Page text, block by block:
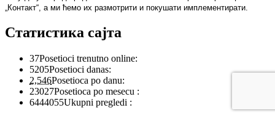
„Контакт“, а ми ћемо их размотрити и покушати имплементирати.
Статистика сајта
37Posetioci trenutno online:
5205Posetioci danas:
2,546Posetioca po danu:
23027Posetioca po mesecu :
6444055Ukupni pregledi :